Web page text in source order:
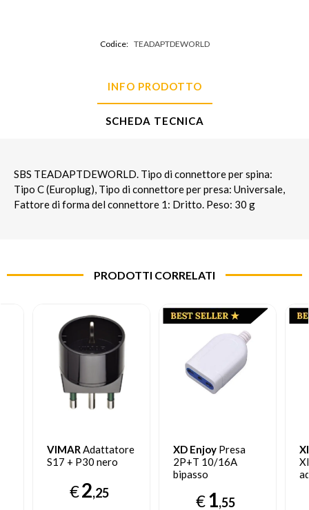
Codice: TEADAPTDEWORLD
INFO PRODOTTO
SCHEDA TECNICA
SBS TEADAPTDEWORLD. Tipo di connettore per spina:
Tipo C (Europlug), Tipo di connettore per presa: Universale,
Fattore di forma del connettore 1: Dritto. Peso: 30 g
PRODOTTI CORRELATI
VIMARAdattatore
S17 + P30 nero
€2,25
XD Enjoy Presa
2P+T 10/16A
bipasso
€1,55